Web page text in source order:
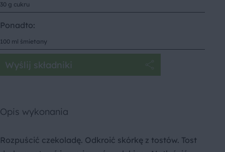
30 g cukru
Ponadto:
100 ml śmietany
Wyślij składniki
Opis wykonania
Rozpuścić czekoladę. Odkroić skórkę z tostów. Tost